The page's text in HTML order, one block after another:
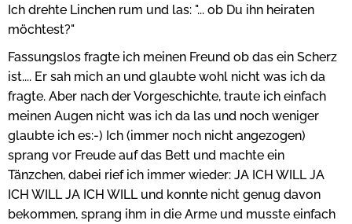
Ich drehte Linchen rum und las: "... ob Du ihn heiraten
möchtest?"
Fassungslos fragte ich meinen Freund ob das ein Scherz
ist.... Er sah mich an und glaubte wohl nicht was ich da
fragte. Aber nach der Vorgeschichte, traute ich einfach
meinen Augen nicht was ich da las und noch weniger
glaubte ich es:-) Ich (immer noch nicht angezogen)
sprang vor Freude auf das Bett und machte ein
Tänzchen, dabei rief ich immer wieder: JA ICH WILL JA
ICH WILL JA ICH WILL und konnte nicht genug davon
bekommen, sprang ihm in die Arme und musste einfach